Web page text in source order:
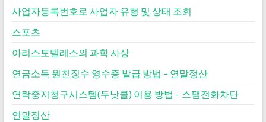
사업자등록번호로 사업자 유형 및 상태 조회
스포츠
아리스토텔레스의 과학 사상
연금소득 원천징수 영수증 발급 방법 – 연말정산
연락중지청구시스템(두낫콜) 이용 방법 – 스팸전화차단
연말정산